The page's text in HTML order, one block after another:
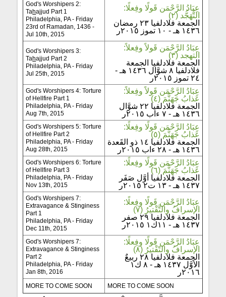
God's Worshipers 2:
Tahajjud Part 1
Philadelphia, PA - Friday
23rd of Ramadan, 1436 -
Jul 10th, 2015
عِبَادُ الرَّحْمَن قَولًا وفِعلًا:
التَّهَجُّد (٢)
الجمعة فلادلفيا ٢٣ رمضان
١٤٣٦ هـ - ١٠ تموز ٢٠١٥ر
God's Worshipers 3:
Tahajjud Part 2
Philadelphia, PA - Friday
Jul 25th, 2015
عِبَادُ الرَّحْمَن قَولاً وفِعلاً:
التهجد (٣)
الجمعة فلادلفيا الجمعة
فلادلفيا ٨ شوَّال ١٤٣٦ هـ -
٢٤ تموز ٢٠١٥ر
God's Worshipers 4: Torture
of Hellfire Part 1
Philadelphia, PA - Friday
Aug 7th, 2015
عِبَادُ الرَّحْمَن قَولاً وفِعلاً:
عَذابُ جَهَنَّمَ (٤)
الجمعة فلادلفيا ٢٢ شوَّال
١٤٣٦ هـ - ٧ ءاب ٢٠١٥ر
God's Worshipers 5: Torture
of Hellfire Part 2
Philadelphia, PA - Friday
Aug 28th, 2015
عِبَادُ الرَّحْمَن قَولًا وفِعلًا:
عَذابُ جَهَنَّمَ (٥)
الجمعة فلادلفيا ١٤ ذو القَعدة
١٤٣٦ هـ - ٢٨ ءاب ٢٠١٥ر
God's Worshipers 6: Torture
of Hellfire Part 3
Philadelphia, PA - Friday
Nov 13th, 2015
عِبَادُ الرَّحْمَن قَولًا وفِعلًا:
عَذابُ جَهَنَّمَ (٦)
الجمعة فلادلفيا أوَّل صَفَر
١٤٣٧ هـ - ١٣ ت٢ ٢٠١٥ر
God's Worshipers 7:
Extravagance & Stinginess
Part 1
Philadelphia, PA - Friday
Dec 11th, 2015
عِبَادُ الرَّحْمَن قَولًا وفِعلًا:
الإسرافُ والتَّقْتيرُ (٧)
الجمعة فلادلفيا ٢٩ صفر
١٤٣٧ هـ - ١١ك١ ٢٠١٥ر
God's Worshipers 7:
Extravagance & Stinginess
Part 2
Philadelphia, PA - Friday
Jan 8th, 2016
عِبَادُ الرَّحْمَن قَولًا وفِعلًا:
الإسرافُ والتّقْتيرُ (٨)
الجمعة فلادلفيا ٢٨ ربيعٌ
الأوَّل ١٤٣٧ هـ - ٨ ك١
٢٠١٦ر
MORE TO COME SOON MORE TO COME SOON